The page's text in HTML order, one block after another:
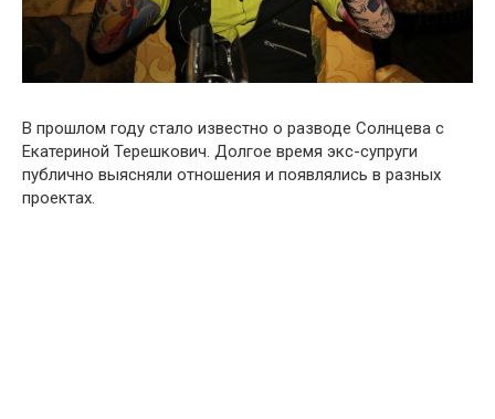
В прошлом году стало известно о разводе Солнцева с
Екатериной Терешкович. Долгое время экс-супруги
публично выясняли отношения и появлялись в разных
проектах.